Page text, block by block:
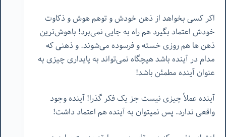
اکر کسی بخواهد از ذهن خودش و توهم هوش و ذکاوت
خودش اعتماد بگیرد هم راه به جایی نمی‌برد! باهوش‌ترین
ذهن ها هم روزی خسته و فرسوده می‌شوند. و ذهنی که
مدام در آینده باشد هیچگاه نمی‌تواند به پایداری چیزی به
عنوان آینده مطمئن باشد!
آینده عملاً چیزی نیست جز یک فکر گذرا! آینده وجود
واقعی ندارد. پس نمیتوان به آینده هم اعتماد داشت!